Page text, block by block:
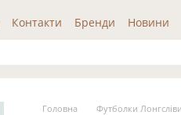
Контакти Бренди
Новини
нас
Головна Футболки